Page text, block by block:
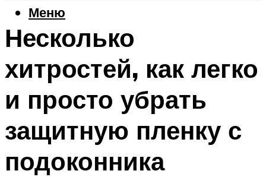
Меню
Несколько
хитростей, как легко
и просто убрать
защитную пленку с
подоконника